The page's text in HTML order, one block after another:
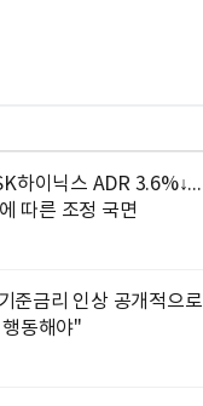
하이닉스 ADR 3.6%↓...
따른 조정 국면
준금리 인상 공개적으로
동해야"